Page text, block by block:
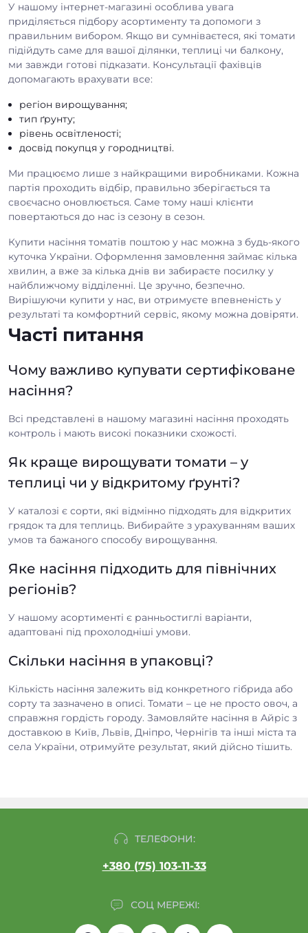
У нашому інтернет-магазині особлива увага
приділяється підбору асортименту та допомоги з
правильним вибором. Якщо ви сумніваєтеся, які томати
підійдуть саме для вашої ділянки, теплиці чи балкону,
ми завжди готові підказати. Консультації фахівців
допомагають врахувати все:
регіон вирощування;
тип ґрунту;
рівень освітленості;
досвід покупця у городництві.
Ми працюємо лише з найкращими виробниками. Кожна
партія проходить відбір, правильно зберігається та
своєчасно оновлюється. Саме тому наші клієнти
повертаються до нас із сезону в сезон.
Купити насіння томатів поштою у нас можна з будь-якого
куточка України. Оформлення замовлення займає кілька
хвилин, а вже за кілька днів ви забираєте посилку у
найближчому відділенні. Це зручно, безпечно.
Вирішуючи купити у нас, ви отримуєте впевненість у
результаті та комфортний сервіс, якому можна довіряти.
Часті питання
Чому важливо купувати сертифіковане
насіння?
Всі представлені в нашому магазині насіння проходять
контроль і мають високі показники схожості.
Як краще вирощувати томати – у
теплиці чи у відкритому ґрунті?
У каталозі є сорти, які відмінно підходять для відкритих
грядок та для теплиць. Вибирайте з урахуванням ваших
умов та бажаного способу вирощування.
Яке насіння підходить для північних
регіонів?
У нашому асортименті є ранньостиглі варіанти,
адаптовані під прохолодніші умови.
Скільки насіння в упаковці?
Кількість насіння залежить від конкретного гібрида або
сорту та зазначено в описі. Томати – це не просто овоч, а
справжня гордість городу. Замовляйте насіння в Айріс з
доставкою в Київ, Львів, Дніпро, Чернігів та інші міста та
села України, отримуйте результат, який дійсно тішить.
ТЕЛЕФОНИ:
+380 (75) 103-11-33
СОЦ МЕРЕЖІ: